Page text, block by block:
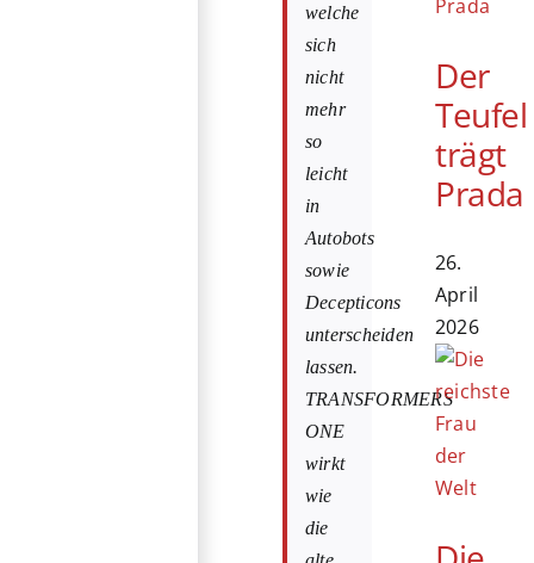
welche
sich
nicht
mehr
so
leicht
in
Autobots
sowie
Decepticons
unterscheiden
lassen.
TRANSFORMERS
ONE
wirkt
wie
die
Der
Teufel
trägt
Prada
26.
April
2026